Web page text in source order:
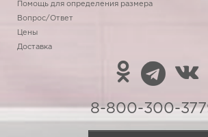
Помощь для определения размера
Вопрос/Ответ
Цены
Доставка
8-800-300-